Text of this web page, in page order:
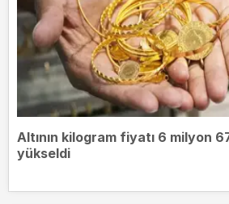
Altının kilogram fiyatı 6 milyon
yükseldi